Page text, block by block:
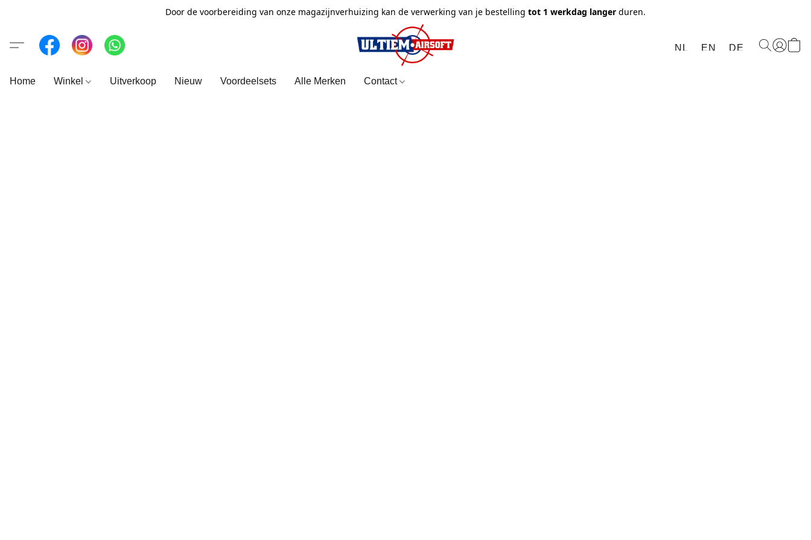
Door de voorbereiding van onze magazijnverhuizing kan de verwerking van je bestelling tot 1 werkdag langer duren.
NL EN DE
Home Winkel Uitverkoop Nieuw Voordeelsets Alle Merken Contact